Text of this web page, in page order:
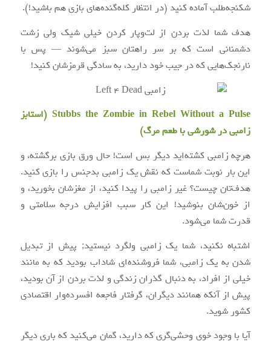
شکنجه‌طلب آماده کنید (در انتظار کله‌گنده‌های بازی هم باشید!).
هدف شما لذت بردن از لت‌وپار کردن خیلی شیک ولی زشت
دشمنانی است که بر سر راهتان سبز می‌شوند — پس با
نارنجک‌هایی که در جیب خود دارید، به سادگی قرمزشان کنید!
Stubbs the Zombie in Rebel Without a Pulse (استابز
زامبی در شورشی با طعم مرگ)
هرچه زامبی کشته‌اید دیگر بس است! حال ورق بازی برگشته، و
این بار نوبت شماست که نقش یک زامبی بدجنس را بازی کنید.
هدف‌تان چیست؟ غیر زامبی را پیدا کنید، از مغزشان بخورید، و
از خون‌شان بنوشید! این کار سبب افزایش درجه سلامتی و
قدرت شما می‌شود.
اشتباه نکنید، شما یک زامبی ولگرد نیستید; پیش از تبدیل
شدن به یک زامبی، شما فروشنده‌ای شاداب بودید که به مانند
خیلی از افراد، به دنبال گذران زندگی و لذت بردن از آن بودید،
پیش از آنکه همانند دیگران، گرفتار فاجعه افسرده‌وار اقتصادی
کشور شوید.
آیا با وجود خوی وحشی‌گری که دارید، گمان می‌کنید که باری دیگر